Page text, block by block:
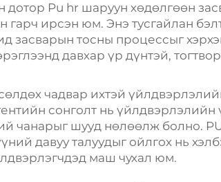
дотор Pu hr шаруун хөдөлгөөн
гарч ирсэн юм. Энэ тусгайлан
засварын тосны процессыг
давхар үр дүнтэй,
чадвар ихтэй
сонголт нь
чанарыг шууд нөлөөлж болно.
давуу талуудыг ойлгох нь
маш чухал юм.